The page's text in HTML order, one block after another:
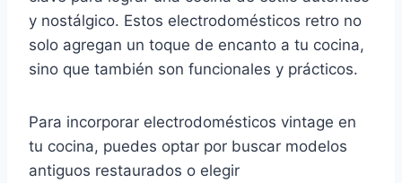
y nostálgico. Estos electrodomésticos retro no
solo agregan un toque de encanto a tu cocina,
sino que también son funcionales y prácticos.
Para incorporar electrodomésticos vintage en
tu cocina, puedes optar por buscar modelos
antiguos restaurados o elegir